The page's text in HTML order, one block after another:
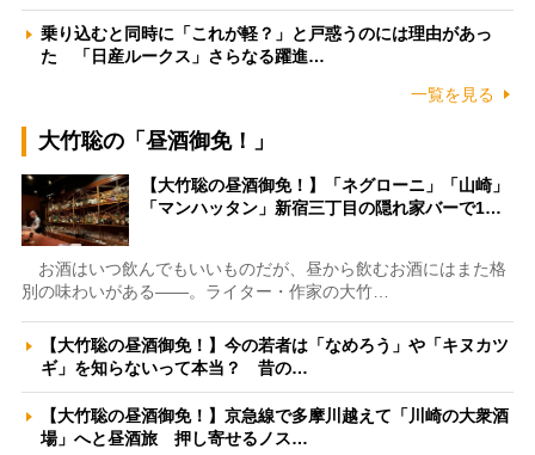
乗り込むと同時に「これが軽？」と戸惑うのには理由があっ
た 「日産ルークス」さらなる躍進…
一覧を見る
大竹聡の「昼酒御免！」
【大竹聡の昼酒御免！】「ネグローニ」「山崎」
「マンハッタン」新宿三丁目の隠れ家バーで1…
お酒はいつ飲んでもいいものだが、昼から飲むお酒にはまた格
別の味わいがある――。ライター・作家の大竹…
【大竹聡の昼酒御免！】今の若者は「なめろう」や「キヌカツ
ギ」を知らないって本当？ 昔の…
【大竹聡の昼酒御免！】京急線で多摩川越えて「川崎の大衆酒
場」へと昼酒旅 押し寄せるノス…